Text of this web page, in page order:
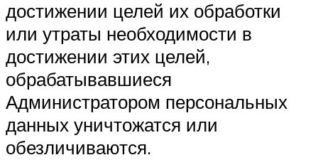
достижении целей их обработки
или утраты необходимости в
достижении этих целей,
обрабатывавшиеся
Администратором персональных
данных уничтожатся или
обезличиваются.